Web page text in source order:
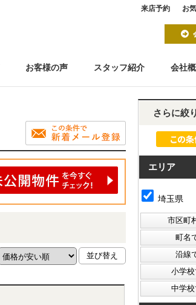
来店予約 お
お客様の声 スタッフ紹介 会社
さらに絞
エリア
埼玉県